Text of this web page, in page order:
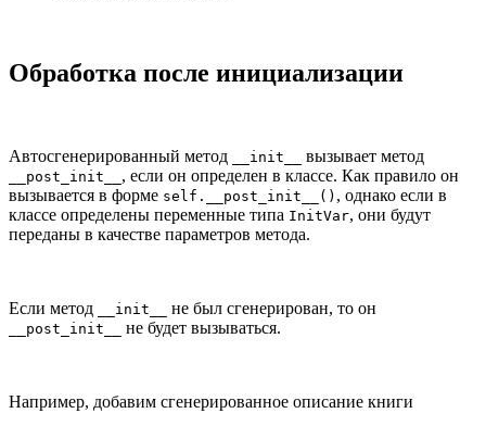
Обработка после инициализации
Автосгенерированный метод __init__ вызывает метод
__post_init__ , если он определен в классе. Как правило он
вызывается в форме self.__post_init__() , однако если в
классе определены переменные типа InitVar, они будут
переданы в качестве параметров метода.
Если метод __init__ не был сгенерирован, то он
__post_init__ не будет вызываться.
Например, добавим сгенерированное описание книги